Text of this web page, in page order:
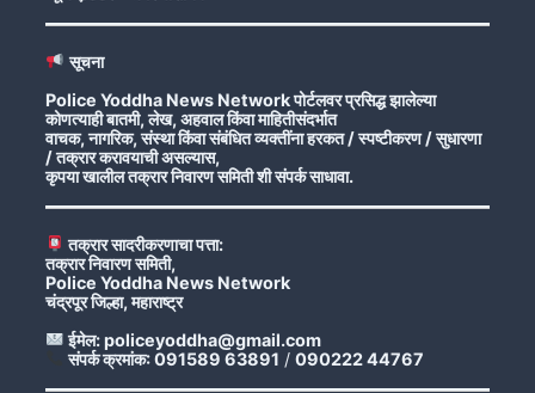
सूचना
Police Yoddha News Network पोर्टलवर प्रसिद्ध झालेल्या
कोणत्याही बातमी, लेख, अहवाल किंवा माहितीसंदर्भात
वाचक, नागरिक, संस्था किंवा संबंधित व्यक्तींना हरकत / स्पष्टीकरण / सुधारणा
/ तक्रार करावयाची असल्यास,
कृपया खालील तक्रार निवारण समिती शी संपर्क साधावा.
तक्रार सादरीकरणाचा पत्ता:
तक्रार निवारण समिती,
Police Yoddha News Network
चंद्रपूर जिल्हा, महाराष्ट्र
ईमेल: policeyoddha@gmail.com
संपर्क क्रमांक: 091589 63891 / 090222 44767